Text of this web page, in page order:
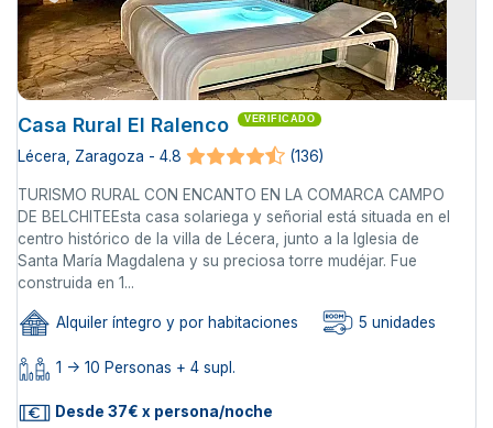
Casa Rural El Ralenco VERIFICADO
Lécera, Zaragoza - 4.8 (136)
TURISMO RURAL CON ENCANTO EN LA COMARCA CAMPO
DE BELCHITEEsta casa solariega y señorial está situada en el
centro histórico de la villa de Lécera, junto a la Iglesia de
Santa María Magdalena y su preciosa torre mudéjar. Fue
construida en 1...
Alquiler íntegro y por habitaciones 5 unidades
1 -> 10 Personas + 4 supl.
Desde 37€ x persona/noche